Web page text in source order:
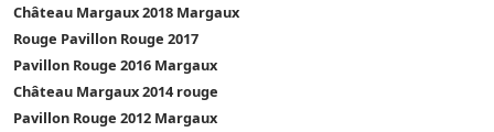
Château Margaux 2018 Margaux
Rouge Pavillon Rouge 2017
Pavillon Rouge 2016 Margaux
Château Margaux 2014 rouge
Pavillon Rouge 2012 Margaux